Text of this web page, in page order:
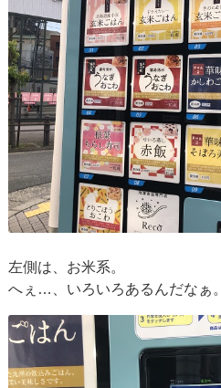
左側は、お米系。
へぇ…、いろいろあるんだなぁ。